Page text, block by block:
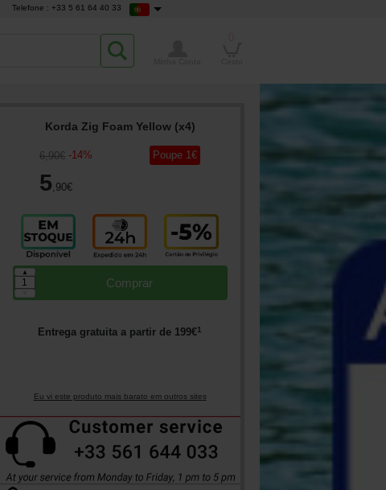
Telefone : +33 5 61 64 40 33
Korda Zig Foam Yellow (x4)
6,90€ -14%
5,90€
Poupe 1€
Comprar
▲
Entrega gratuita a partir de 199€1
Eu vi este produto mais barato em outros sites